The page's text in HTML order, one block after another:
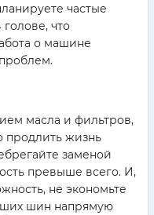
частые
что
о машине
масла и фильтров,
продлить жизнь
заменой
превыше всего. И,
не экономьте
шин напрямую